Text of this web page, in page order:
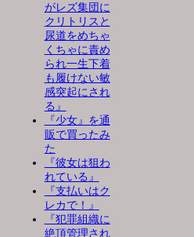
がレズ集団に
クリトリスと
尿道をめちゃ
くちゃに責め
られ一生下着
も履けない敏
感突起にされ
る』
『少女』を通
販で買ったみ
た
『彼女は狙わ
れている』
『支払いはク
レカで！』
『犯罪組織に
絶頂管理され